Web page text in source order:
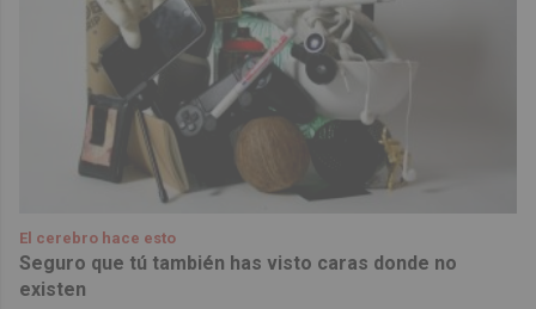
El cerebro hace esto
Seguro que tú también has visto caras donde no
existen